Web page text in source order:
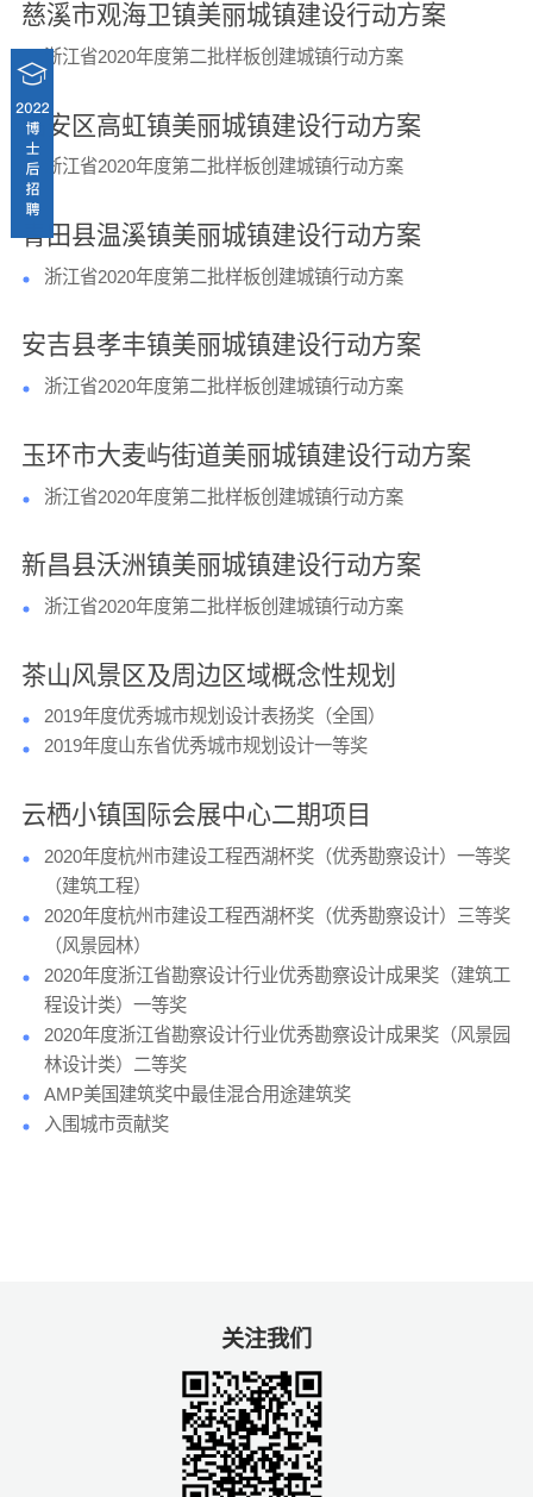
慈溪市观海卫镇美丽城镇建设行动方案
浙江省2020年度第二批样板创建城镇行动方案
临安区高虹镇美丽城镇建设行动方案
浙江省2020年度第二批样板创建城镇行动方案
青田县温溪镇美丽城镇建设行动方案
浙江省2020年度第二批样板创建城镇行动方案
安吉县孝丰镇美丽城镇建设行动方案
浙江省2020年度第二批样板创建城镇行动方案
玉环市大麦屿街道美丽城镇建设行动方案
浙江省2020年度第二批样板创建城镇行动方案
新昌县沃洲镇美丽城镇建设行动方案
浙江省2020年度第二批样板创建城镇行动方案
茶山风景区及周边区域概念性规划
2019年度优秀城市规划设计表扬奖（全国）
2019年度山东省优秀城市规划设计一等奖
云栖小镇国际会展中心二期项目
2020年度杭州市建设工程西湖杯奖（优秀勘察设计）一等奖
（建筑工程）
2020年度杭州市建设工程西湖杯奖（优秀勘察设计）三等奖
（风景园林）
2020年度浙江省勘察设计行业优秀勘察设计成果奖（建筑工
程设计类）一等奖
2020年度浙江省勘察设计行业优秀勘察设计成果奖（风景园
林设计类）二等奖
AMP美国建筑奖中最佳混合用途建筑奖
入围城市贡献奖
关注我们